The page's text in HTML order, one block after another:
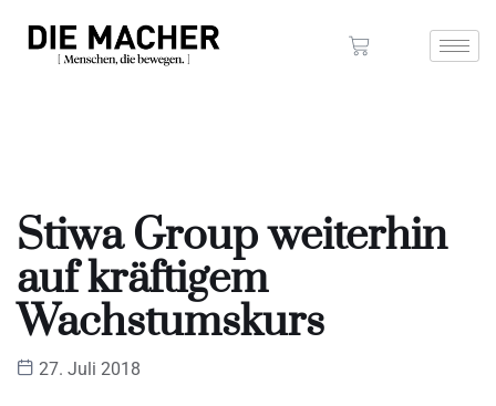
Stiwa Group weiterhin
auf kräftigem
Wachstumskurs
27. Juli 2018